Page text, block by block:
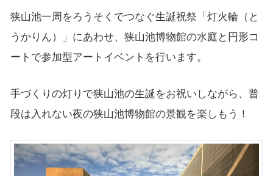
狭山池一周をろうそくでつなぐ生誕祝祭「灯火輪（と
うかりん）」にあわせ、狭山池博物館の水庭と円形コ
ートで参加型アートイベントを行います。
手づくりの灯りで狭山池の生誕をお祝いしながら、普
段は入れない夜の狭山池博物館の景観を楽しもう！